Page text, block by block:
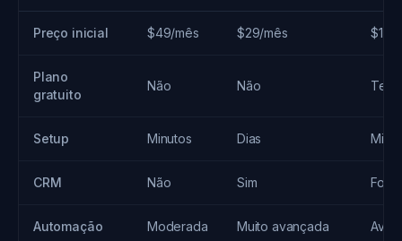
Preço inicial $49/mês $29/mês $19/
Plano
gratuito
Não Não
Setup Minutos Dias
CRM Não Sim Foco
Automação Moderada Muito avançada